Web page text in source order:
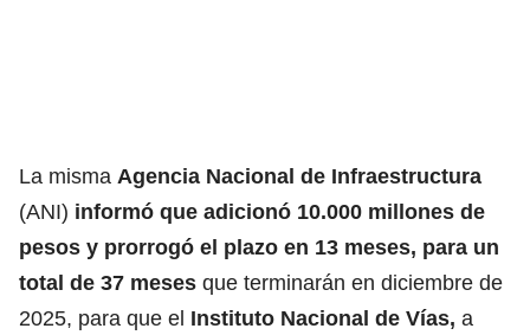
La misma Agencia Nacional de Infraestructura
(ANI) informó que adicionó 10.000 millones de
pesos y prorrogó el plazo en 13 meses, para un
total de 37 meses que terminarán en diciembre de
2025, para que el Instituto Nacional de Vías, a